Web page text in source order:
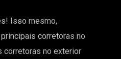
Isso mesmo,
corretoras no
corretoras no exterior